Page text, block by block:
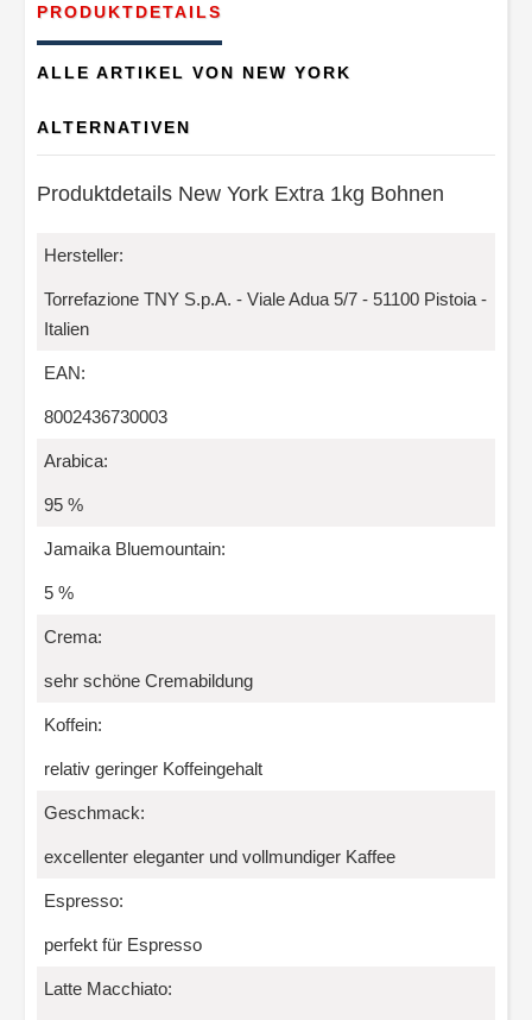
PRODUKTDETAILS
ALLE ARTIKEL VON NEW YORK
ALTERNATIVEN
Produktdetails New York Extra 1kg Bohnen
Hersteller:
Torrefazione TNY S.p.A. - Viale Adua 5/7 - 51100 Pistoia -
Italien
EAN:
8002436730003
Arabica:
95 %
Jamaika Bluemountain:
5 %
Crema:
sehr schöne Cremabildung
Koffein:
relativ geringer Koffeingehalt
Geschmack:
excellenter eleganter und vollmundiger Kaffee
Espresso:
perfekt für Espresso
Latte Macchiato: